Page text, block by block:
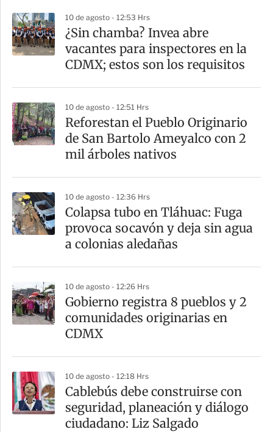
a
r
t
10 de agosto - 12:53 Hrs
¿Sin chamba? Invea abre
vacantes para inspectores en la
CDMX; estos son los requisitos
10 de agosto - 12:51 Hrs
Reforestan el Pueblo Originario
de San Bartolo Ameyalco con 2
mil árboles nativos
10 de agosto - 12:36 Hrs
Colapsa tubo en Tláhuac: Fuga
provoca socavón y deja sin agua
a colonias aledañas
10 de agosto - 12:26 Hrs
Gobierno registra 8 pueblos y 2
comunidades originarias en
CDMX
10 de agosto - 12:18 Hrs
Cablebús debe construirse con
seguridad, planeación y diálogo
ciudadano: Liz Salgado